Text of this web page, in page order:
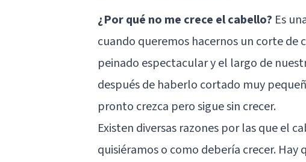
¿Por qué no me crece el cabello? Es
cuando queremos hacernos un corte
peinado espectacular y el largo de
después de haberlo cortado muy
pronto crezca pero sigue sin crecer.
Existen diversas razones por las que el
quisiéramos o como debería crecer.